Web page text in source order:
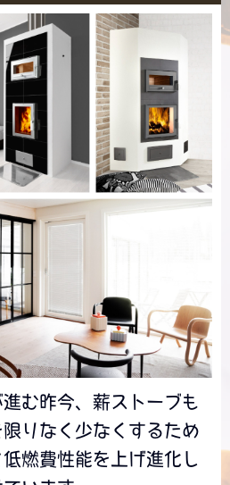
む昨今、薪ストーブも
りなく少なくするため
燃費性能を上げ進化し